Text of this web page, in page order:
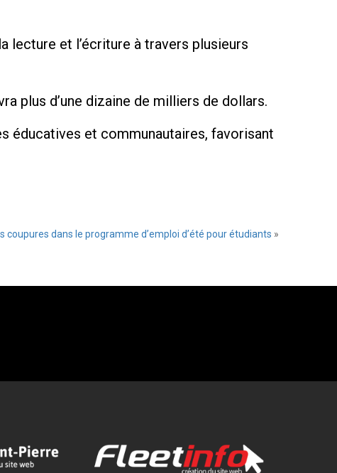
lecture et l’écriture à travers plusieurs
plus d’une dizaine de milliers de dollars.
éducatives et communautaires, favorisant
coupures dans le programme d’emploi d’été pour étudiants »